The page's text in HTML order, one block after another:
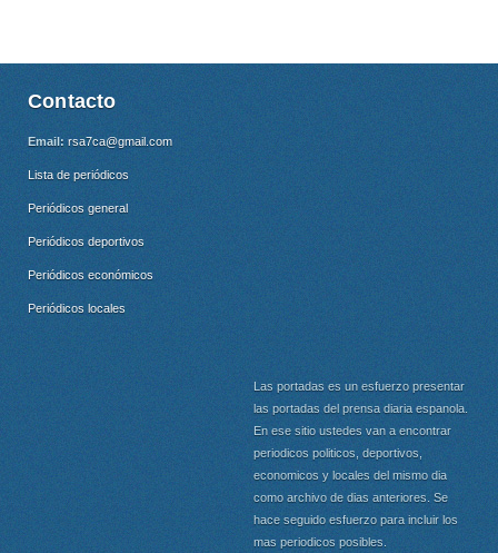
Contacto
Email: rsa7ca@gmail.com
Lista de periódicos
Periódicos general
Periódicos deportivos
Periódicos económicos
Periódicos locales
Las portadas es un esfuerzo presentar
las portadas del prensa diaria espanola.
En ese sitio ustedes van a encontrar
periodicos politicos, deportivos,
economicos y locales del mismo dia
como archivo de dias anteriores. Se
hace seguido esfuerzo para incluir los
mas periodicos posibles.